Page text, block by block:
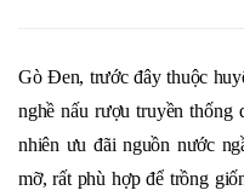
Gò Đen, trước đây thuộc
nghề nấu rượu truyền thống
nhiên ưu đãi nguồn nước
mỡ, rất phù hợp để trồng